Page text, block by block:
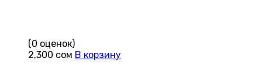
(0 оценок)
2,300 сом В корзину